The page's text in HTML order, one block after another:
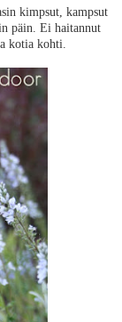
kimpsut, kampsut
päin. Ei haitannut
kotia kohti.